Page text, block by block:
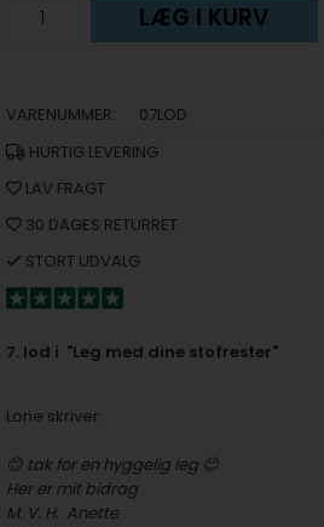
LÆG I KURV
VARENUMMER:
07LOD
HURTIG LEVERING
LAV FRAGT
30 DAGES RETURRET
STORT UDVALG
7. lod i "Leg med dine stofrester"
Lone skriver:
😊 tak for en hyggelig leg 😊
Her er mit bidrag
M. V. H. Anette